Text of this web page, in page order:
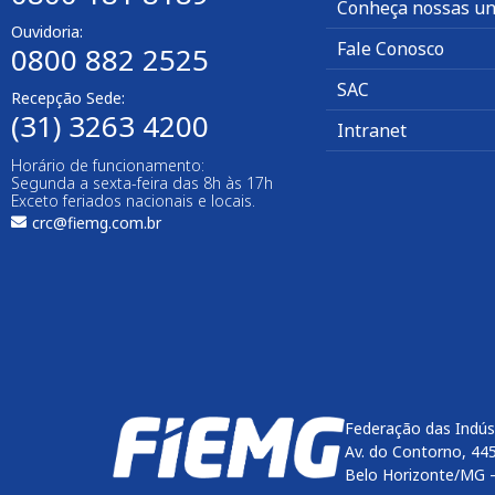
Ouvidoria:
0800 882 2525
Recepção Sede:
(31) 3263 4200
Horário de funcionamento:
Segunda a sexta-feira das 8h às 17h
Exceto feriados nacionais e locais.
crc@fiemg.com.br
Conheça nossas
Fale Conosco
SAC
Intranet
Federação das
Av. do Contorno,
Belo Horizonte/MG
btn-04